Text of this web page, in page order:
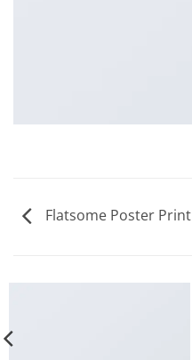
Flatsome Poster Print